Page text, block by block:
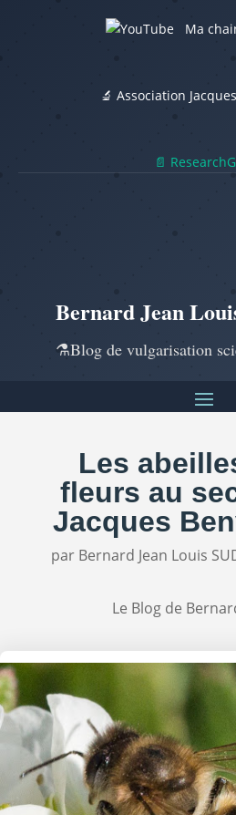
Ma
🔬 Association
📄
Bernard Jean
⚗️Blog de vulgarisation
Les
fleurs au
Jacques
par Bernard Jean Louis
Le Blog de